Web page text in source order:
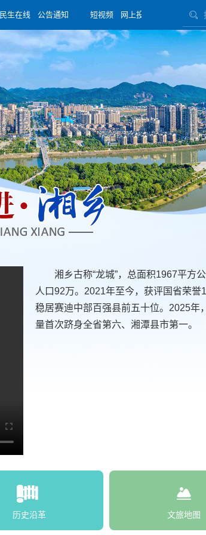
民生在线 公告通知 短视频 网上投稿
湘乡古称“龙城”，总面积1967平方
人口92万。2021年至今，获评国省荣誉
稳居赛迪中部百强县前五十位。2025年
量首次跻身全省第六、湘潭县市第一。
历史沿革 文旅地图